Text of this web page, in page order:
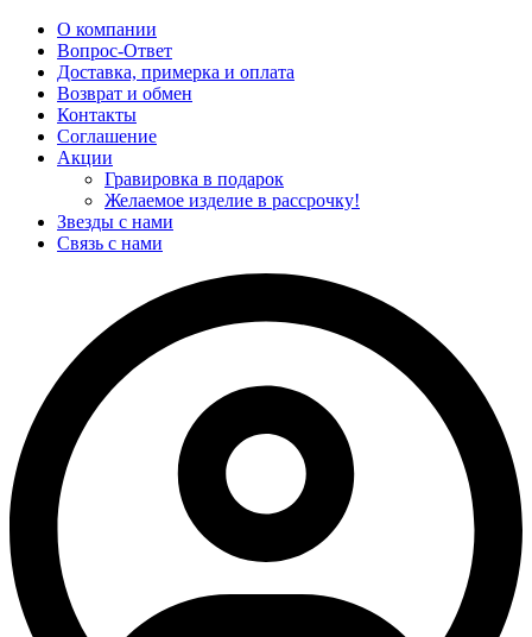
О компании
Вопрос-Ответ
Доставка, примерка и оплата
Возврат и обмен
Контакты
Соглашение
Акции
Гравировка в подарок
Желаемое изделие в рассрочку!
Звезды с нами
Связь с нами